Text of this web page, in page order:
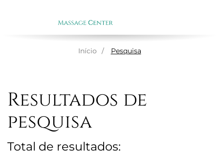
Início Pesquisa
Resultados de
pesquisa
Total de resultados: